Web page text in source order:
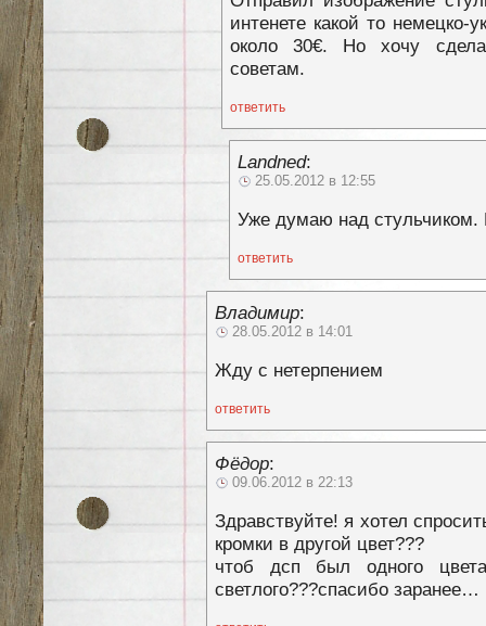
интенете какой то
около 30€. Но хочу
советам.
ответить
Landned:
25.05.2012 в 12:55
Уже думаю над стульчиком.
ответить
Владимир:
28.05.2012 в 14:01
Жду с нетерпением
ответить
Фёдор:
09.06.2012 в 22:13
Здравствуйте! я хотел
кромки в другой цвет???
чтоб дсп был одного
светлого???спасибо заранее…